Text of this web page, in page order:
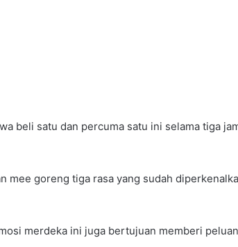
beli satu dan percuma satu ini selama tiga
goreng tiga rasa yang sudah
merdeka ini juga bertujuan memberi